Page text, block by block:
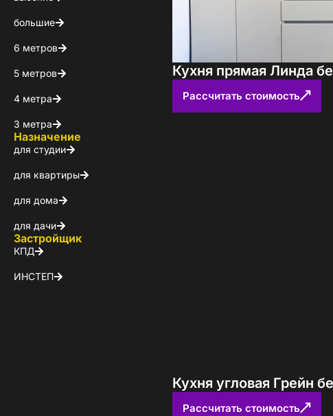
большие
6 метров
5 метров
4 метра
3 метра
Назначение
для студии
для квартиры
для дома
для дачи
Застройщик
КПД
ИНСТЕП
Кухня прямая Линда
Рассчитать стоимость
Кухня угловая Грейн
Рассчитать стоимость